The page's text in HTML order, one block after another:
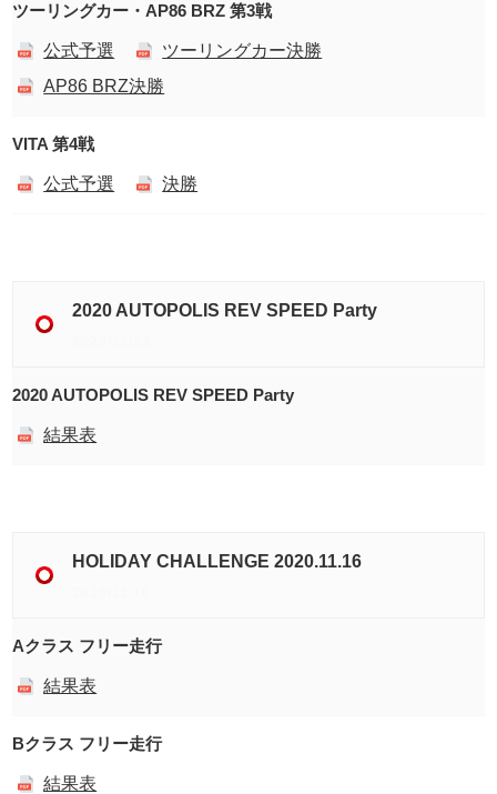
ツーリングカー・AP86 BRZ 第3戦
公式予選
ツーリングカー決勝
AP86 BRZ決勝
VITA 第4戦
公式予選 決勝
2020 AUTOPOLIS REV SPEED Party
2020 AUTOPOLIS REV SPEED Party
結果表
HOLIDAY CHALLENGE 2020.11.16
Aクラス フリー走行
結果表
Bクラス フリー走行
結果表